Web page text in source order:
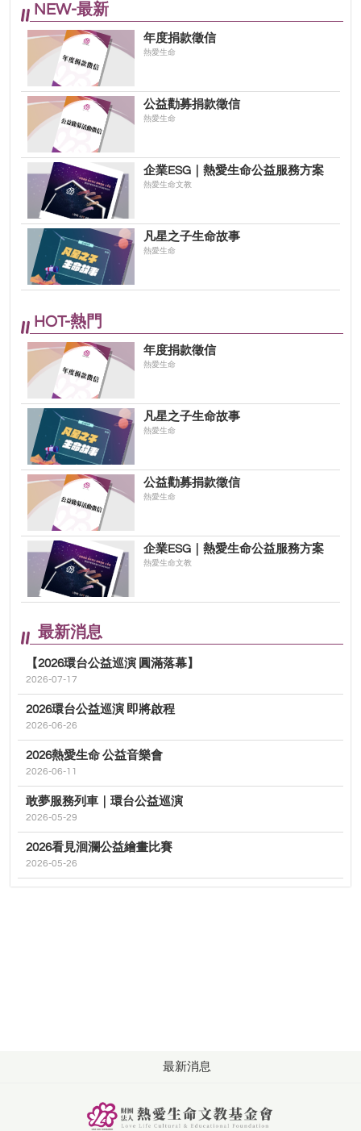
NEW-最新
年度捐款徵信
熱愛生命
公益勸募捐款徵信
熱愛生命
企業ESG｜熱愛生命公益服務方案
熱愛生命文教
凡星之子生命故事
熱愛生命
HOT-熱門
年度捐款徵信
熱愛生命
凡星之子生命故事
熱愛生命
公益勸募捐款徵信
熱愛生命
企業ESG｜熱愛生命公益服務方案
熱愛生命文教
最新消息
【2026環台公益巡演 圓滿落幕】
2026-07-17
2026環台公益巡演 即將啟程
2026-06-26
2026熱愛生命 公益音樂會
2026-06-11
敢夢服務列車｜環台公益巡演
2026-05-29
2026看見洄瀾公益繪畫比賽
2026-05-26
最新消息